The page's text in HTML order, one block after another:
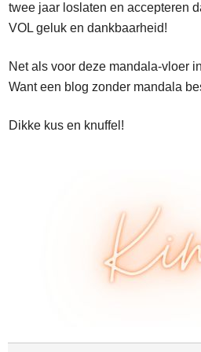
twee jaar loslaten en accepteren
VOL geluk en dankbaarheid!
Net als voor deze mandala-vloer
Want een blog zonder mandala
Dikke kus en knuffel!